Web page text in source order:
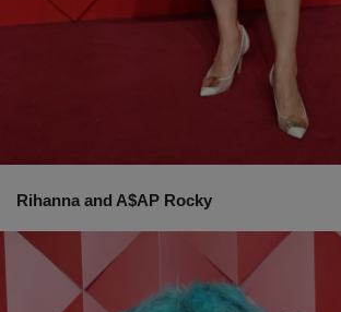
Rihanna and A$AP Rocky